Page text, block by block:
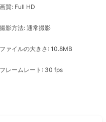
画質: Full HD
撮影方法: 通常撮影
ファイルの大きさ: 10.8MB
フレームレート: 30 fps